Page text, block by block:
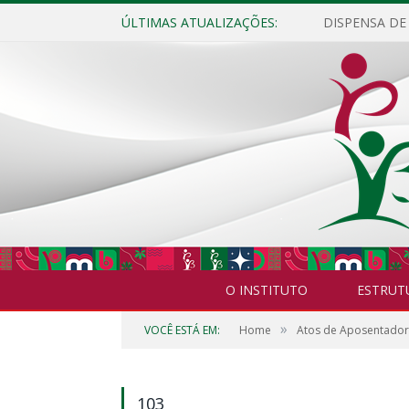
ÚLTIMAS ATUALIZAÇÕES:
O INSTITUTO
VOCÊ ESTÁ EM: Home » Atos de
103